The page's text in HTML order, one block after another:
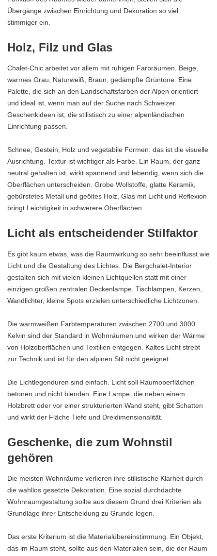
Übergänge zwischen Einrichtung und Dekoration so viel
stimmiger ein.
Holz, Filz und Glas
Chalet-Chic arbeitet vor allem mit ruhigen Farbräumen. Beige,
warmes Grau, Naturweiß, Braun, gedämpfte Grüntöne. Eine
Palette, die sich an den Landschaftsfarben der Alpen orientiert
und ideal ist, wenn man auf der Suche nach Schweizer
Geschenkideen ist, die stilistisch zu einer alpenländischen
Einrichtung passen.
Schnee, Gestein, Holz und vegetabile Formen: das ist die visuelle
Ausrichtung. Textur ist wichtiger als Farbe. Ein Raum, der ganz
neutral gehalten ist, wirkt spannend und lebendig, wenn sich die
Oberflächen unterscheiden. Grobe Wollstoffe, glatte Keramik,
gebürstetes Metall und geöltes Holz, Glas mit Licht und Reflexion
bringt Leichtigkeit in schwerere Oberflächen.
Licht als entscheidender Stilfaktor
Es gibt kaum etwas, was die Raumwirkung so sehr beeinflusst wie
Licht und die Gestaltung des Lichtes. Die Bergchalet-Interior
gestalten sich mit vielen kleinen Lichtquellen statt mit einer
einzigen großen zentralen Deckenlampe. Tischlampen, Kerzen
Wandlichter, kleine Spots erzielen unterschiedliche Lichtzonen.
Die warmweißen Farbtemperaturen zwischen 2700 und 3000
Kelvin sind der Standard in Wohnräumen und wirken der Wärme
von Holzoberflächen und Textilien entgegen. Kaltes Licht strebt
zur Technik und ist für den alpinen Stil nicht geeignet.
Die Lichtlegenduren sind einfach. Licht soll Raumoberflächen
betonen und nicht blenden. Eine Lampe, die neben einem
Holzbrett oder vor einer strukturierten Wand steht, gibt Schatten
und wirkt der Fläche Tiefe und Dreidimensionalität.
Geschenke, die zum Wohnstil
gehören
Die meisten Wohnräume verlieren ihre stilistische Klarheit durch
die wahllos gesetzte Dekoration . Eine sozial durchdachte
Wohnraumgestaltung sollte aus diesem Grund drei Kriterien als
Grundlage ihrer Entscheidung zu Grunde legen.
Das erste Kriterium ist die Materialübereinstimmung. Ein Objekt,
das im Raum steht, sollte aus den Materialien sein, die der Raum